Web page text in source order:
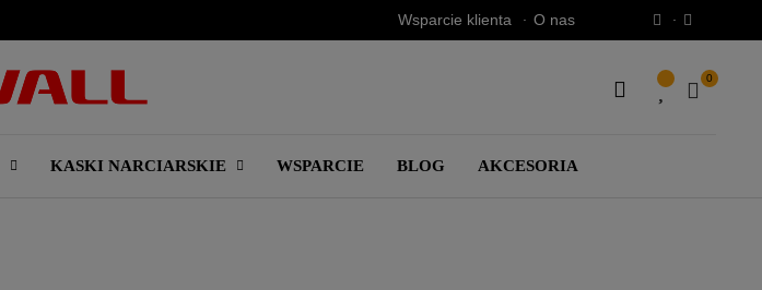
Wsparcie klienta O nas
0
KASKI NARCIARSKIE WSPARCIE BLOG AKCESORIA